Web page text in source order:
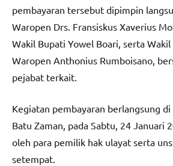
pembayaran tersebut dipimpin
Waropen Drs. Fransiskus Xaverius
Wakil Bupati Yowel Boari, serta Wakil
Waropen Anthonius Rumboisano,
pejabat terkait.
Kegiatan pembayaran berlangsung di
Batu Zaman, pada Sabtu, 24 Januari
oleh para pemilik hak ulayat serta
setempat.